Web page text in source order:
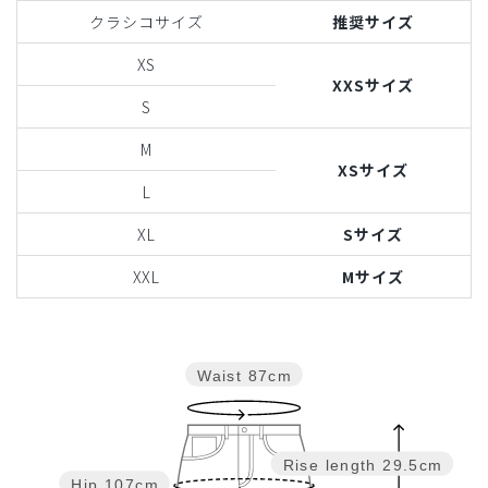
クラシコサイズ
推奨サイズ
XS
XXSサイズ
S
M
XSサイズ
L
XL
Sサイズ
XXL
Mサイズ
Rise length 29.5cm
Hip 107cm
Waist 87cm